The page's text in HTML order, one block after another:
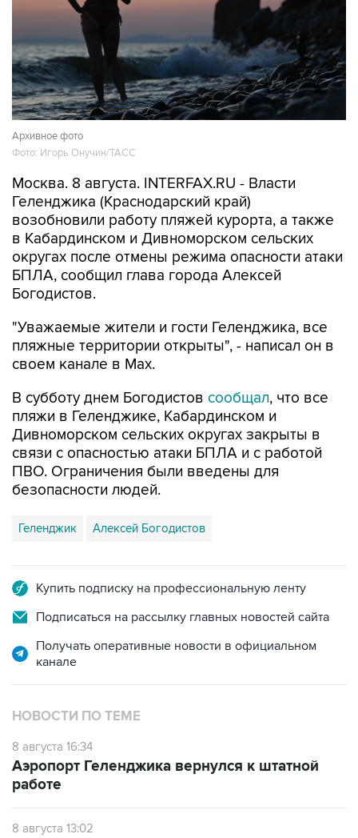
Архивное фото
Фото: Игорь Онучин/ТАСС
Москва. 8 августа. INTERFAX.RU - Власти
Геленджика (Краснодарский край)
возобновили работу пляжей курорта, а также
в Кабардинском и Дивноморском сельских
округах после отмены режима опасности атаки
БПЛА, сообщил глава города Алексей
Богодистов.
"Уважаемые жители и гости Геленджика, все
пляжные территории открыты", - написал он в
своем канале в Max.
В субботу днем Богодистов сообщал, что все
пляжи в Геленджике, Кабардинском и
Дивноморском сельских округах закрыты в
связи с опасностью атаки БПЛА и с работой
ПВО. Ограничения были введены для
безопасности людей.
Геленджик Алексей Богодистов
Купить подписку на профессиональную ленту
Подписаться на рассылку главных новостей сайта
Получать оперативные новости в официальном
канале
НОВОСТИ ПО ТЕМЕ
8 августа 16:34
Аэропорт Геленджика вернулся к штатной
работе
8 августа 13:02